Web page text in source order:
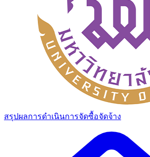
สรุปผลการดำเนินการจัดซื้อจัดจ้าง